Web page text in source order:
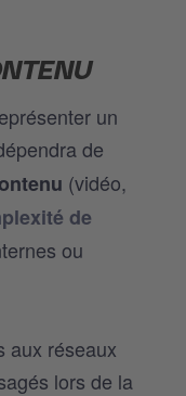
un
de
(vidéo,
de
ou
aux réseaux
lors de la